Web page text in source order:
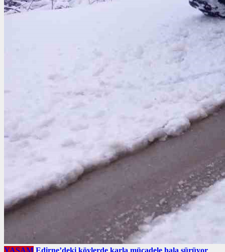
YAŞAM Edirne’deki köylerde karla mücadele hala sürüyor